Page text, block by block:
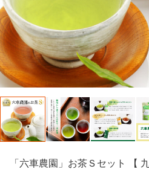
「六車農園」お茶Ｓセット 【